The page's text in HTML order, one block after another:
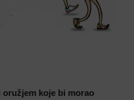
koje bi morao